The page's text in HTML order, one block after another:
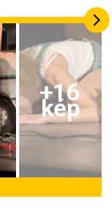
+16
kép